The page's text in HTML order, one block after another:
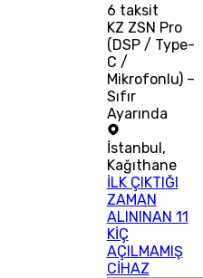
6 taksit
KZ ZSN Pro
(DSP / Type-
C /
Mikrofonlu) –
Sıfır
Ayarında
İstanbul,
Kağıthane
İLK ÇIKTIĞI
ZAMAN
ALININAN 11
KİÇ
AÇILMAMIŞ
CİHAZ